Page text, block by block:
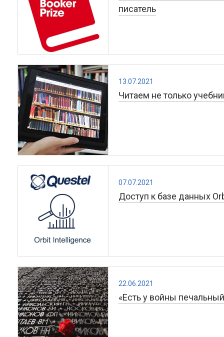
писатель
13.07.2021
Читаем не только
07.07.2021
Доступ к базе данных
22.06.2021
«Есть у войны